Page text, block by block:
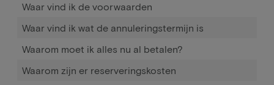
Waar vind ik de voorwaarden
Waar vind ik wat de annuleringstermijn is
Waarom moet ik alles nu al betalen?
Waarom zijn er reserveringskosten